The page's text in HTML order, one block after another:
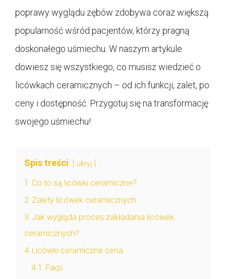
poprawy wyglądu zębów zdobywa coraz większą
popularność wśród pacjentów, którzy pragną
doskonałego uśmiechu. W naszym artykule
dowiesz się wszystkiego, co musisz wiedzieć o
licówkach ceramicznych – od ich funkcji, zalet, po
ceny i dostępność. Przygotuj się na transformację
swojego uśmiechu!
Spis treści ukryj
1 Co to są licówki ceramiczne?
2 Zalety licówek ceramicznych
3 Jak wygląda proces zakładania licówek
ceramicznych?
4 Licówki ceramiczne cena
4.1 Faqs